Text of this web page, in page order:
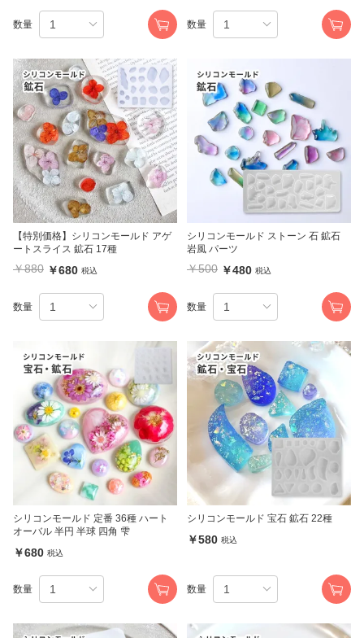
数量 数量
【特別価格】シリコンモールド アゲ
ートスライス 鉱石 17種
￥880 ￥680 税込
数量
シリコンモールド ストーン 石 鉱石
岩風 パーツ
￥500 ￥480 税込
数量
シリコンモールド 定番 36種 ハート
オーバル 半円 半球 四角 雫
￥680 税込
数量
シリコンモールド 宝石 鉱石 22種
￥580 税込
数量